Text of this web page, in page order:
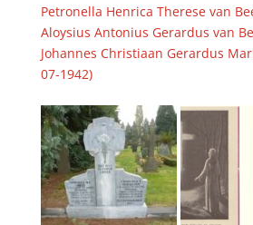
Petronella Henrica Therese van
Aloysius Antonius Gerardus van
Johannes Christiaan Gerardus
07-1942)